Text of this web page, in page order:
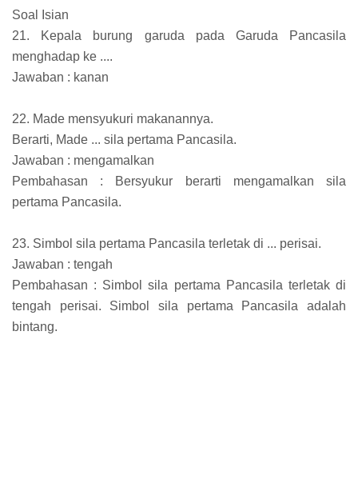
Soal Isian
21. Kepala burung garuda pada Garuda Pancasila
menghadap ke ....
Jawaban : kanan
22. Made mensyukuri makanannya.
Berarti, Made ... sila pertama Pancasila.
Jawaban : mengamalkan
Pembahasan : Bersyukur berarti mengamalkan sila
pertama Pancasila.
23. Simbol sila pertama Pancasila terletak di ... perisai.
Jawaban : tengah
Pembahasan : Simbol sila pertama Pancasila terletak di
tengah perisai. Simbol sila pertama Pancasila adalah
bintang.